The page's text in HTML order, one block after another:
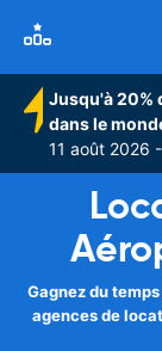
Jusqu'à 20%
dans le
11 août 2026
Gagnez du
agences de